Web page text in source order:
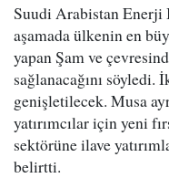
Suudi Arabistan Enerji
aşamada ülkenin en
yapan Şam ve
sağlanacağını
genişletilecek. Musa
yatırımcılar için yeni
sektörüne ilave
belirtti.